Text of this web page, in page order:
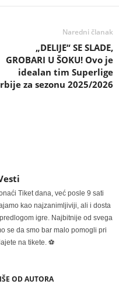
Naredni članak
„DELIJE“ SE SLADE,
GROBARI U ŠOKU! Ovo je
idealan tim Superlige
za sezonu 2025/2026
Tiket dana, već posle 9 sati
kao najzanimljiviji, ali i dosta
igre. Najbitnije od svega
se da smo bar malo pomogli pri
na tikete. ⚽
OD AUTORA